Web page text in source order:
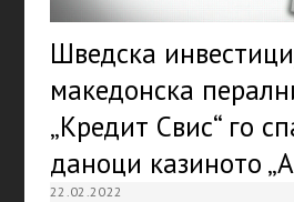
Шведска
македонска
„Кредит Свис“ го
даноци казиното
22.02.2022